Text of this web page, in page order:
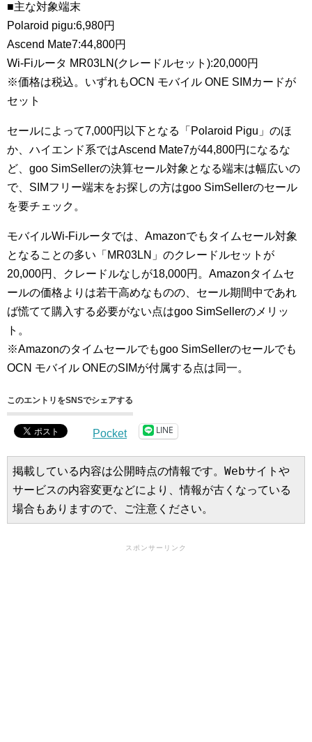
■主な対象端末
Polaroid pigu:6,980円
Ascend Mate7:44,800円
Wi-Fiルータ MR03LN(クレードルセット):20,000円
※価格は税込。いずれもOCN モバイル ONE SIMカードが
セット
セールによって7,000円以下となる「Polaroid Pigu」のほ
か、ハイエンド系ではAscend Mate7が44,800円になるな
ど、goo SimSellerの決算セール対象となる端末は幅広いの
で、SIMフリー端末をお探しの方はgoo SimSellerのセール
を要チェック。
モバイルWi-Fiルータでは、Amazonでもタイムセール対象
となることの多い「MR03LN」のクレードルセットが
20,000円、クレードルなしが18,000円。Amazonタイムセ
ールの価格よりは若干高めなものの、セール期間中であれ
ば慌てて購入する必要がない点はgoo SimSellerのメリッ
ト。
※Amazonのタイムセールでもgoo SimSellerのセールでも
OCN モバイル ONEのSIMが付属する点は同一。
このエントリをSNSでシェアする
Pocket LINE
掲載している内容は公開時点の情報です。Webサイトや
サービスの内容変更などにより、情報が古くなっている
場合もありますので、ご注意ください。
スポンサーリンク